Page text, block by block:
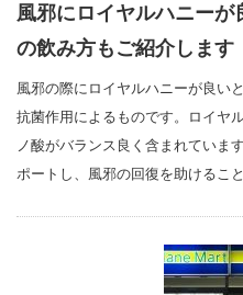
風邪にロイヤルハニー
の飲み方もご紹介します
風邪の際にロイヤルハニーが良い
抗菌作用によるものです。ロイヤ
ノ酸がバランス良く含まれていま
ポートし、風邪の回復を助けるこ